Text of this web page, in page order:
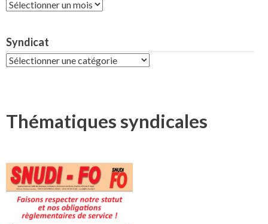
Archives
Syndicat
Syndicat
Thématiques syndicales